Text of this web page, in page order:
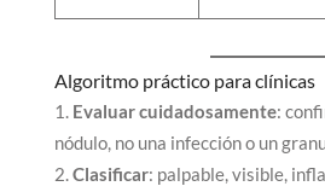
Algoritmo práctico para clínicas
Evaluar cuidadosamente:
nódulo, no una infección o un
Clasificar: palpable, visible,